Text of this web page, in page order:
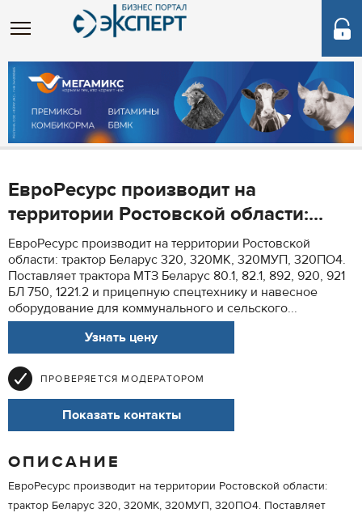
ЕвроРесурс производит на
территории Ростовской области:...
ЕвроРесурс производит на территории Ростовской
области: трактор Беларус 320, 320МК, 320МУП, 320ПО4.
Поставляет трактора МТЗ Беларус 80.1, 82.1, 892, 920, 921
БЛ 750, 1221.2 и прицепную спецтехнику и навесное
оборудование для коммунального и сельского...
Узнать цену
ПРОВЕРЯЕТСЯ МОДЕРАТОРОМ
Показать контакты
ОПИСАНИЕ
ЕвроРесурс производит на территории Ростовской области:
трактор Беларус 320, 320МК, 320МУП, 320ПО4. Поставляет